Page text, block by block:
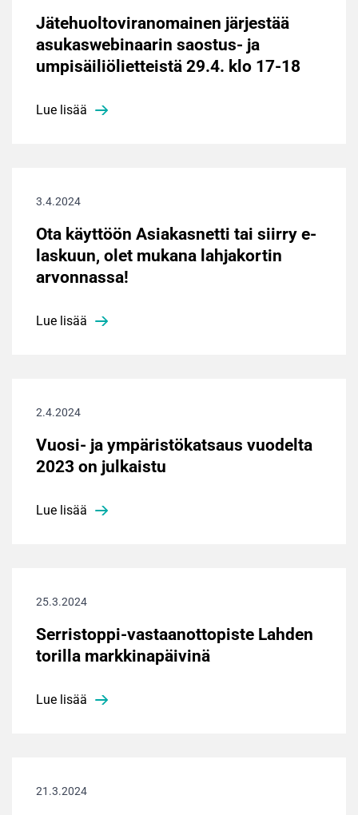
Jätehuoltoviranomainen järjestää
asukaswebinaarin saostus- ja
umpisäiliölietteistä 29.4. klo 17-18
Lue lisää
3.4.2024
Ota käyttöön Asiakasnetti tai siirry e-
laskuun, olet mukana lahjakortin
arvonnassa!
Lue lisää
2.4.2024
Vuosi- ja ympäristökatsaus vuodelta
2023 on julkaistu
Lue lisää
25.3.2024
Serristoppi-vastaanottopiste Lahden
torilla markkinapäivinä
Lue lisää
21.3.2024